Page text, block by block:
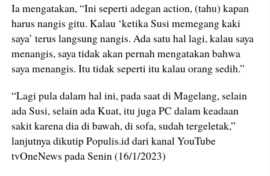
Ia mengatakan, “Ini seperti adegan action, (tahu) kapan
harus nangis gitu. Kalau ‘ketika Susi memegang kaki
saya’ terus langsung nangis. Ada satu hal lagi, kalau saya
menangis, saya tidak akan pernah mengatakan bahwa
saya menangis. Itu tidak seperti itu kalau orang sedih.”
“Lagi pula dalam hal ini, pada saat di Magelang, selain
ada Susi, selain ada Kuat, itu juga PC dalam keadaan
sakit karena dia di bawah, di sofa, sudah tergeletak,”
lanjutnya dikutip Populis.id dari kanal YouTube
tvOneNews pada Senin (16/1/2023)